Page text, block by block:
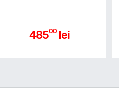
48500 lei